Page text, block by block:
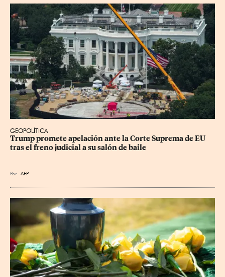
GEOPOLÍTICA
Trump promete apelación ante la Corte Suprema de EU
tras el freno judicial a su salón de baile
Por AFP